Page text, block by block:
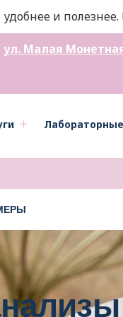
и
ул. Малая